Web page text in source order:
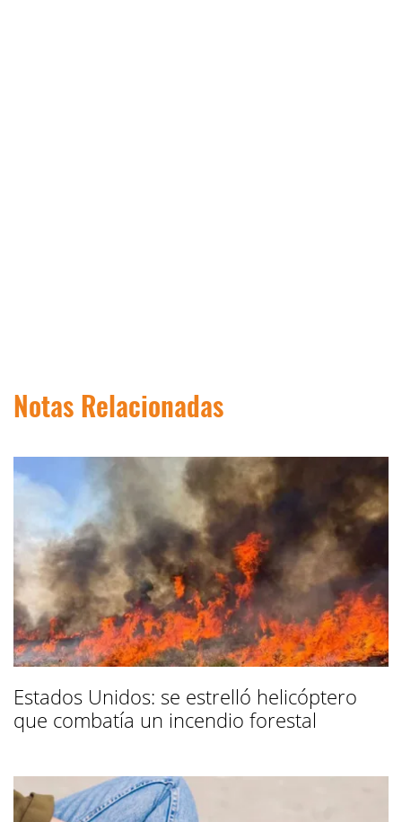
Notas Relacionadas
Estados Unidos: se estrelló helicóptero
que combatía un incendio forestal